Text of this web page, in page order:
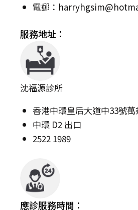
電郵：
服務地址：
沈福源診所
香港中環皇后大道中33號萬
中環 D2 出口
2522 1989
應診服務時間：